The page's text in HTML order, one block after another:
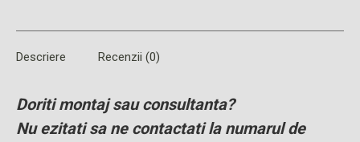
Descriere Recenzii (0)
Doriti montaj sau consultanta?
Nu ezitati sa ne contactati la numarul de